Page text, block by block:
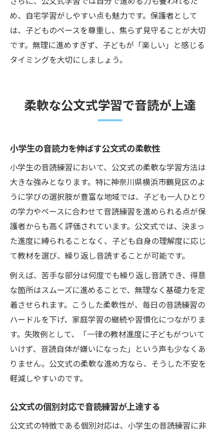
め、自宅学習がしやすい点も魅力です。保護者として
は、子どものペースを尊重し、焦らず見守ることが大切
です。無理に進めすぎず、子どもが「楽しい」と感じる
タイミングを大切にしましょう。
柔軟な公文式学習で音読が上達
小学生の音読力を伸ばす公文式の柔軟性
小学生の音読練習において、公文式の柔軟な学習方法は
大きな強みとなります。特に神奈川県横浜市鶴見区のよ
うに学びの選択肢が豊富な地域では、子ども一人ひとり
の学力やペースに合わせて音読練習を進められる点が保
護者からも高く評価されています。公文式では、決まっ
た進度に縛られることなく、子ども自身の理解度に応じ
て教材を選び、繰り返し音読することが可能です。
例えば、苦手な部分は何度でも繰り返し音読でき、得意
な箇所はスムーズに進めることで、無理なく基礎力を定
着させられます。こうした柔軟性が、毎日の音読練習の
ハードルを下げ、家庭学習の継続や習慣化につながりま
す。失敗例として、「一律の教材進度に子どもがついて
いけず、音読自体が嫌いになった」という声も少なくあ
りません。公文式の柔軟な進め方なら、そうした不安を
軽減しやすいのです。
公文式の個別対応で音読練習が上達する
公文式の特徴である個別対応は、小学生の音読練習に非